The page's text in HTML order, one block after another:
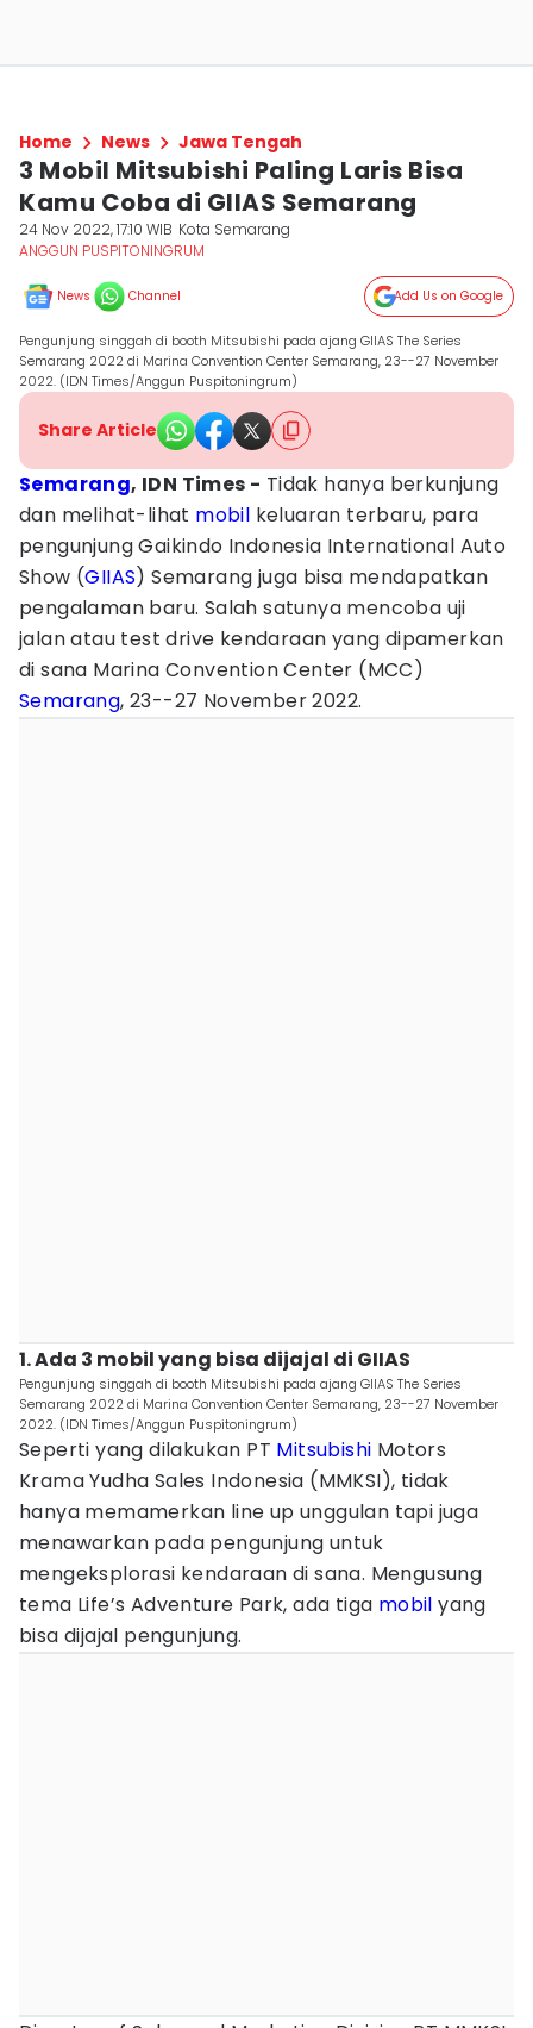
Home News Jawa Tengah
3 Mobil Mitsubishi Paling Laris Bisa
Kamu Coba di GIIAS Semarang
24 Nov 2022, 17:10 WIB Kota Semarang
ANGGUN PUSPITONINGRUM
News Channel Add Us on Google
Pengunjung singgah di booth Mitsubishi pada ajang GIIAS The Series
Semarang 2022 di Marina Convention Center Semarang, 23--27 November
2022. (IDN Times/Anggun Puspitoningrum)
Share Article
Semarang, IDN Times - Tidak hanya berkunjung
dan melihat-lihat mobil keluaran terbaru, para
pengunjung Gaikindo Indonesia International Auto
Show (GIIAS) Semarang juga bisa mendapatkan
pengalaman baru. Salah satunya mencoba uji
jalan atau test drive kendaraan yang dipamerkan
di sana Marina Convention Center (MCC)
Semarang, 23--27 November 2022.
1. Ada 3 mobil yang bisa dijajal di GIIAS
Pengunjung singgah di booth Mitsubishi pada ajang GIIAS The Series
Semarang 2022 di Marina Convention Center Semarang, 23--27 November
2022. (IDN Times/Anggun Puspitoningrum)
Seperti yang dilakukan PT Mitsubishi Motors
Krama Yudha Sales Indonesia (MMKSI), tidak
hanya memamerkan line up unggulan tapi juga
menawarkan pada pengunjung untuk
mengeksplorasi kendaraan di sana. Mengusung
tema Life’s Adventure Park, ada tiga mobil yang
bisa dijajal pengunjung.